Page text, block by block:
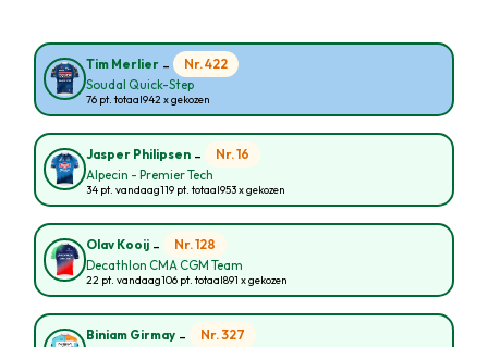
Tim Merlier - Nr. 422
Soudal Quick-Step
76 pt. totaal942 x gekozen
Jasper Philipsen - Nr. 16
Alpecin - Premier Tech
34 pt. vandaag119 pt. totaal953 x gekozen
Olav Kooij - Nr. 128
Decathlon CMA CGM Team
22 pt. vandaag106 pt. totaal891 x gekozen
Biniam Girmay - Nr. 327